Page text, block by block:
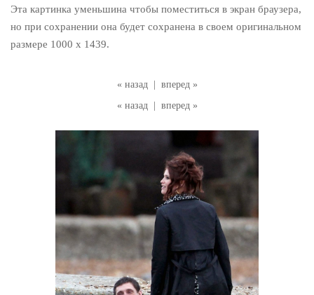
« назад
вперед »
« назад
вперед »
Эта картинка уменьшина чтобы поместиться в экран браузера,
но при сохранении она будет сохранена в своем оригинальном
размере 1000 x 1439.